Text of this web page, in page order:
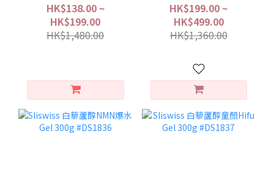
HK$138.00 ~
HK$199.00
HK$1,480.00
HK$199.00 ~
HK$499.00
HK$1,360.00